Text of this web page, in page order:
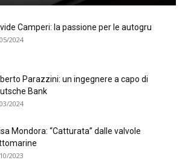
Camperi: la passione per le autogru
2024
Parazzini: un ingegnere a capo di
Bank
2024
Mondora: “Catturata” dalle valvole
2023